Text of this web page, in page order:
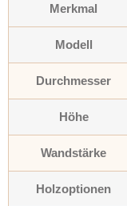
Merkmal
Modell
Durchmesser
Höhe
Wandstärke
Holzoptionen